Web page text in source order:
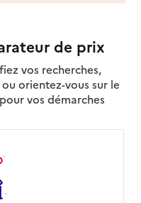
de prix
vos recherches,
orientez-vous sur le
vos démarches